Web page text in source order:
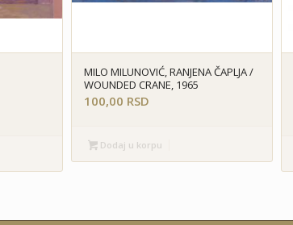
MILO MILUNOVIĆ, RANJENA ČAPLJA /
WOUNDED CRANE, 1965
100,00 RSD
Dodaj u korpu